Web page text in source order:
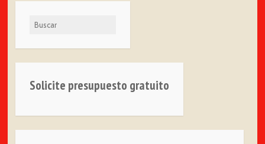
Buscar
Solicite presupuesto gratuito